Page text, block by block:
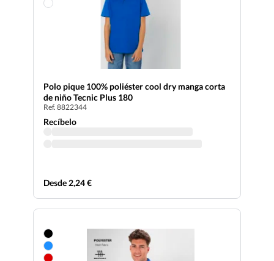
Polo pique 100% poliéster cool dry manga corta
de niño Tecnic Plus 180
Ref. 8822344
Recíbelo
Desde 2,24 €